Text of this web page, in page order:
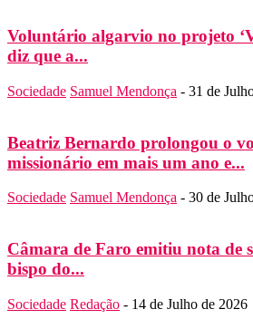
Voluntário algarvio no projeto
diz que a...
Sociedade Samuel Mendonça - 31 de
Beatriz Bernardo prolongou o
missionário em mais um ano e...
Sociedade Samuel Mendonça - 30 de
Câmara de Faro emitiu nota de
bispo do...
Sociedade Redação - 14 de Julho de 2026